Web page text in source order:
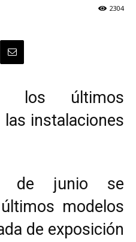
2304
los últimos
instalaciones
de junio se
modelos
de exposición